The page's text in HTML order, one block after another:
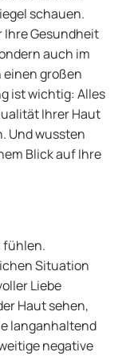
schauen.
Ihre Gesundheit
auch im
einen großen
ist wichtig: Alles
Ihrer Haut
Und wussten
Blick auf Ihre
fühlen.
Situation
Liebe
Haut sehen,
langanhaltend
negative